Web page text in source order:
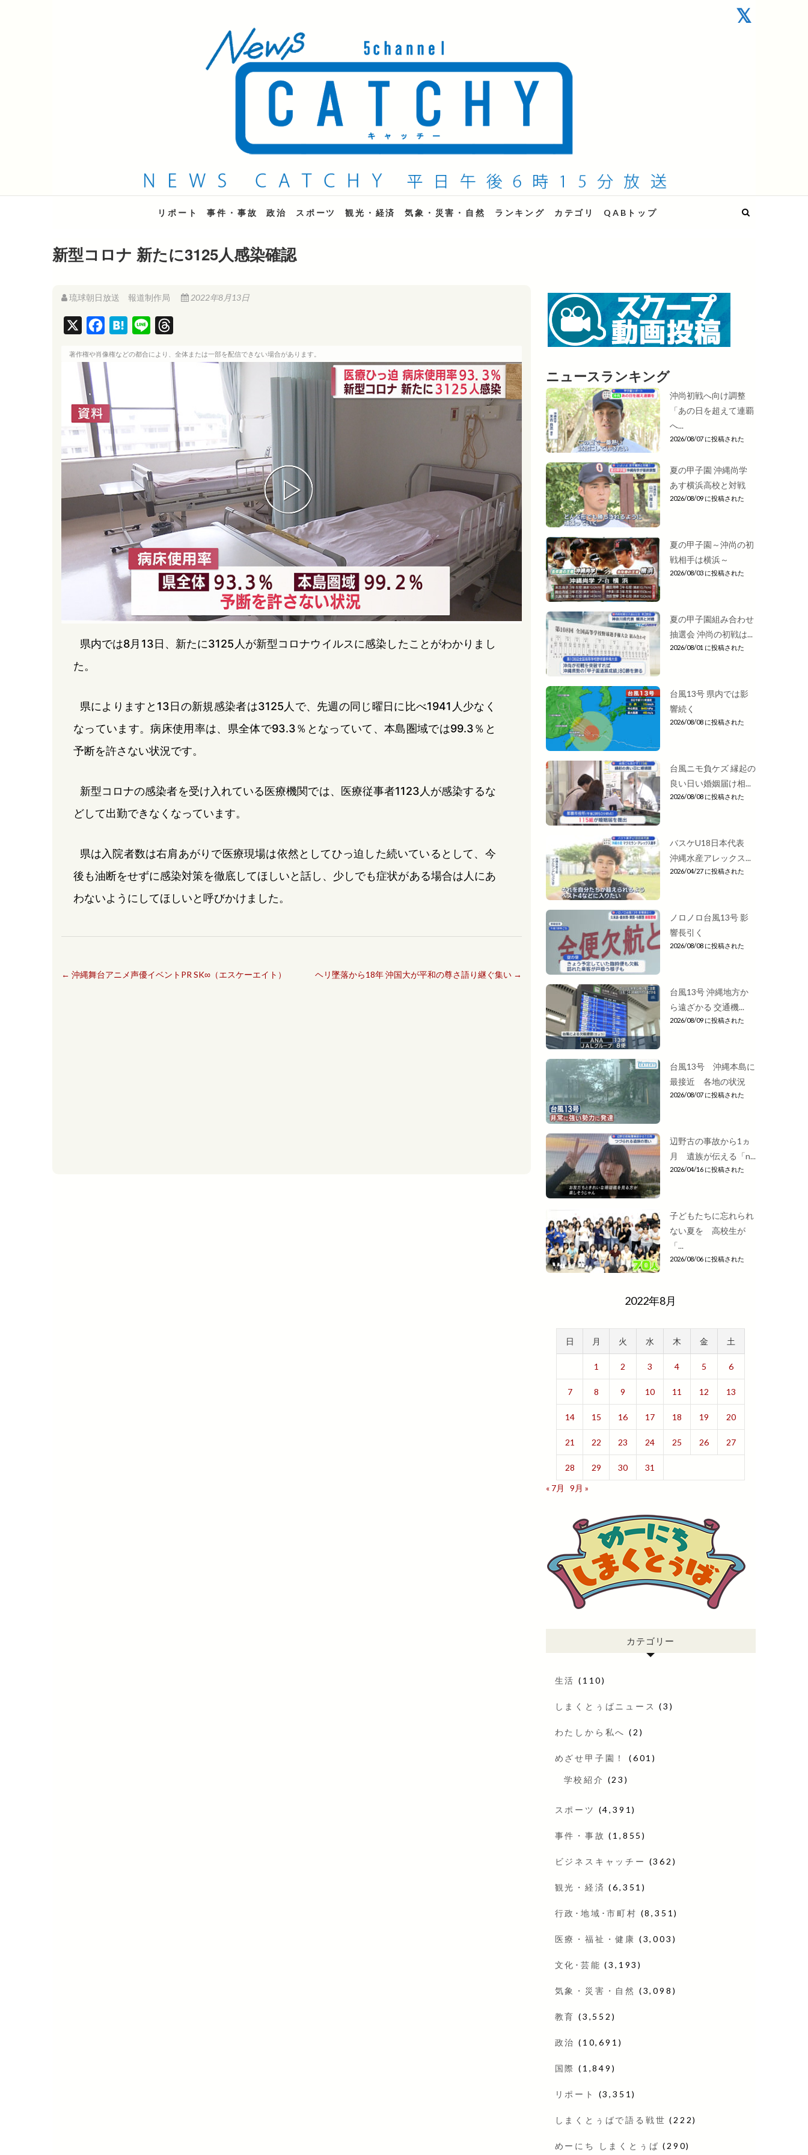
QAB NEWS Headline
キャッチー 月曜〜金曜 午後6時15分放送
リポート 事件・事故 政治 スポーツ 観光・経済 気象・災害・自然 ランキング カテゴリ QABトップ
新型コロナ 新たに3125人感染確認
琉球朝日放送 報道制作局 2022年8月13日
c
e
b
o
k
H
t
n
r
e
a
d
s
著作権や肖像権などの都合により、全体または一部を配信できない場合があります。
県内では8月13日、新たに3125人が新型コロナウイルスに感染したことがわかりまし
た。
県によりますと13日の新規感染者は3125人で、先週の同じ曜日に比べ1941人少なく
なっています。病床使用率は、県全体で93.3％となっていて、本島圏域では99.3％と
予断を許さない状況です。
新型コロナの感染者を受け入れている医療機関では、医療従事者1123人が感染するな
どして出勤できなくなっています。
県は入院者数は右肩あがりで医療現場は依然としてひっ迫した続いているとして、今
後も油断をせずに感染対策を徹底してほしいと話し、少しでも症状がある場合は人にあ
わないようにしてほしいと呼びかけました。
← 沖縄舞台アニメ声優イベントPR SK∞（エスケーエイト） ヘリ墜落から18年 沖国大が平和の尊さ語り継ぐ集い →
ニュースランキング
沖尚初戦へ向け調整
「あの日を超えて連覇
へ...
2026/08/07 に投稿された
夏の甲子園 沖縄尚学
あす横浜高校と対戦
2026/08/09 に投稿された
夏の甲子園～沖尚の初
戦相手は横浜～
2026/08/03 に投稿された
夏の甲子園組み合わせ
抽選会 沖尚の初戦は...
2026/08/01 に投稿された
台風13号 県内では影
響続く
2026/08/08 に投稿された
台風ニモ負ケズ 縁起の
良い日い婚姻届け相...
2026/08/08 に投稿された
バスケU18日本代表
沖縄水産アレックス...
2026/04/27 に投稿された
ノロノロ台風13号 影
響長引く
2026/08/08 に投稿された
台風13号 沖縄地方か
ら遠ざかる 交通機...
2026/08/09 に投稿された
台風13号 沖縄本島に
最接近 各地の状況
2026/08/07 に投稿された
辺野古の事故から1ヵ
月 遺族が伝える「n...
2026/04/16 に投稿された
子どもたちに忘れられ
ない夏を 高校生が
「...
2026/08/06 に投稿された
2022年8月
日 月 火 水 木 金 土
1 2 3 4 5 6
7 8 9 10 11 12 13
14 15 16 17 18 19 20
21 22 23 24 25 26 27
28 29 30
31
« 7月
9月 »
カテゴリー
生活 (110)
しまくとぅばニュース (3)
わたしから私へ (2)
めざせ甲子園！ (601)
学校紹介 (23)
スポーツ (4,391)
事件・事故 (1,855)
ビジネスキャッチー (362)
観光・経済 (6,351)
行政･地域･市町村 (8,351)
医療・福祉・健康 (3,003)
文化･芸能 (3,193)
気象・災害・自然 (3,098)
教育 (3,552)
政治 (10,691)
国際 (1,849)
リポート (3,351)
しまくとぅばで語る戦世 (222)
めーにち しまくとぅば (290)